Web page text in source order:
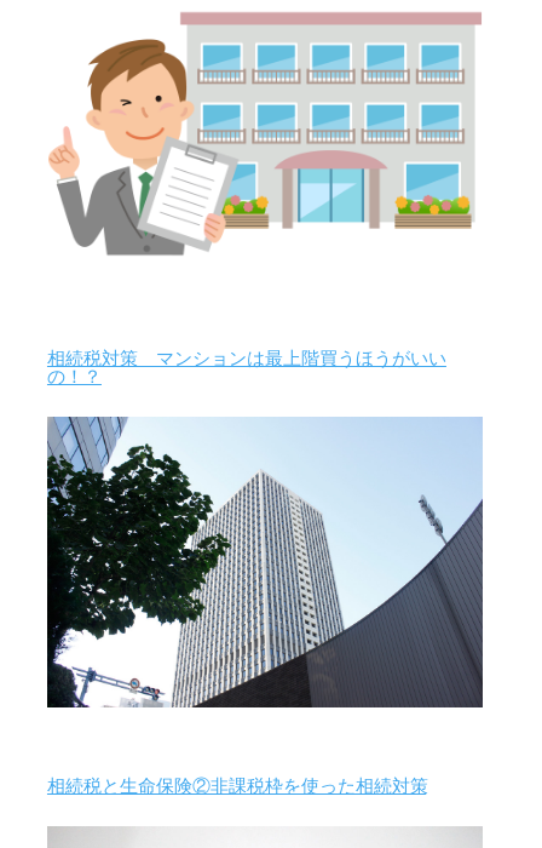
相続税対策 マンションは最上階買うほうがいい
の！？
相続税と生命保険②非課税枠を使った相続対策